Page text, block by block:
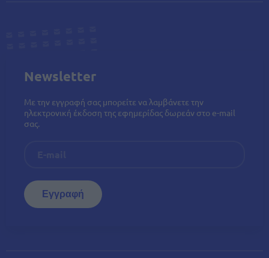
Newsletter
Με την εγγραφή σας μπορείτε να λαμβάνετε την
ηλεκτρονική έκδοση της εφημερίδας δωρεάν στο e-mail
σας.